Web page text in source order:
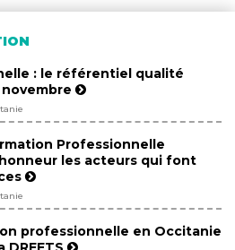
: le référentiel qualité
Professionnelle
les acteurs qui font
professionnelle en Occitanie